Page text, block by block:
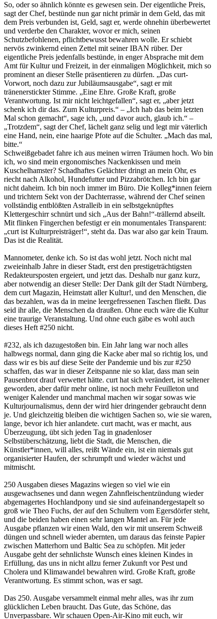
So, oder so ähnlich könnte es gewesen sein. Der eigentliche Preis,
sagt der Chef, bestünde nun gar nicht primär in dem Geld, das mit
dem Preis verbunden ist, Geld, sagt er, werde ohnehin überbewertet
und verderbe den Charakter, wovor er mich, seinen
Schutzbefohlenen, pflichtbewusst bewahren wolle. Er schiebt
nervös zwinkernd einen Zettel mit seiner IBAN rüber. Der
eigentliche Preis jedenfalls bestünde, in enger Absprache mit dem
Amt für Kultur und Freizeit, in der einmaligen Möglichkeit, mich so
prominent an dieser Stelle präsentieren zu dürfen. „Das curt-
Vorwort, noch dazu zur Jubiläumsausgabe“, sagt er mit
tränenerstickter Stimme. „Eine Ehre. Große Kraft, große
Verantwortung. Ist mir nicht leichtgefallen“, sagt er, „aber jetzt
schenk ich dir das. Zum Kulturpreis.“ – „Ich hab das beim letzten
Mal schon gemacht“, sage ich, „und davor auch, glaub ich.“ –
„Trotzdem“, sagt der Chef, lächelt ganz selig und legt mir väterlich
eine Hand, nein, eine haarige Pfote auf die Schulter. „Mach das mal,
bitte.“
Schweißgebadet fahre ich aus meinen wirren Träumen hoch. Wo bin
ich, wo sind mein ergonomisches Nackenkissen und mein
Kuschelhamster? Schadhaftes Gelächter dringt an mein Ohr, es
riecht nach Alkohol, Hundefutter und Pizzabrötchen. Ich bin gar
nicht daheim. Ich bin noch immer im Büro. Die Kolleg*innen feiern
und trichtern Sekt von der Dachterrasse, während der Chef seinen
vollständig entblößten Astralleib in ein selbstgeknüpftes
Klettergeschirr schnürt und sich „Aus der Bahn!“-trällernd abseilt.
Mit flinken Fingerchen befestigt er ein monumentales Transparent:
„curt ist Kulturpreisträger!“, steht da. Das war also gar kein Traum.
Das ist die Realität.
Mannometer, denke ich. So ist das wohl jetzt. Noch nicht mal
zweieinhalb Jahre in dieser Stadt, erst den prestigeträchtigsten
Redakteursposten ergeiert, und jetzt das. Deshalb nur ganz kurz,
aber notwendig an dieser Stelle: Der Dank gilt der Stadt Nürnberg,
dem curt Magazin, Heimstatt aller Kultur!, und den Menschen, die
das bezahlen, was da in meine leergefressenen Taschen fließt. Das
seid ihr alle, die Menschen da draußen. Ohne euch wäre die Kultur
eine traurige Veranstaltung. Und ohne euch gäbe es wohl auch
dieses Heft #250 nicht.
#232, als ich dazugestoßen bin. Ein Jahr lang war noch alles
halbwegs normal, dann ging die Kacke aber mal so richtig los, und
dass wir es bis auf diese Seite der Pandemie und bis zur #250
schaffen, das war in dieser Zeitspanne nie so klar, dass man sein
Pausenbrot drauf verwettet hätte. curt hat sich verändert, ist seltener
geworden, aber dafür mehr online, ist noch mehr Feuilleton und
weniger Kalender und manchmal machen wir sogar sowas wie
Kulturjournalismus, denn der wird hier dringender gebraucht denn
je. Und gleichzeitig bleiben die wichtigen Sachen so, wie sie waren,
lange, bevor ich hier anlandete. curt macht, was er macht, aus
Überzeugung, übt sich jeden Tag in gnadenloser
Selbstüberschätzung, liebt die Stadt, die Menschen, die
Künstler*innen, will alles, reißt Wände ein, ist ein niemals gut
organisierter Haufen, der schrumpft und wieder wächst und
mitmischt.
250 Ausgaben dieses Magazins wiegen so viel wie ein
ausgewachsenes und dann wegen Zahnfleischentzündung wieder
abgemagertes Hochlandpony und sie sind aufeinandergestapelt so
groß wie Theo Fuchs, der auf den Schultern vom Egersdörfer steht,
und die beiden haben einen sehr langen Mantel an. Für jede
Ausgabe pflanzen wir einen Wald, den wir mit unserem Schweiß
düngen und schnell wieder abernten, um daraus das feinste Papier
zwischen Matterhorn und Baltic Sea zu schöpfen. Mit jeder
Ausgabe geht der sehnlichste Wunsch eines kleinen Kindes in
Erfüllung, das uns in nicht allzu ferner Zukunft vor Pest und
Cholera und Klimawandel bewahren wird. Große Kraft, große
Verantwortung. Es stimmt schon, was er sagt.
Das 250. Ausgabe versammelt einmal mehr alles, was ihr zum
glücklichen Leben braucht. Das Gute, das Schöne, das
Unverpassbare. Wir schauen Open-Air-Kino mit euch, wir